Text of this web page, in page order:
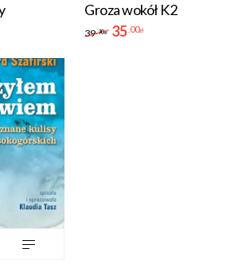
Groza wokół K2
39.90zł 35 .00zł